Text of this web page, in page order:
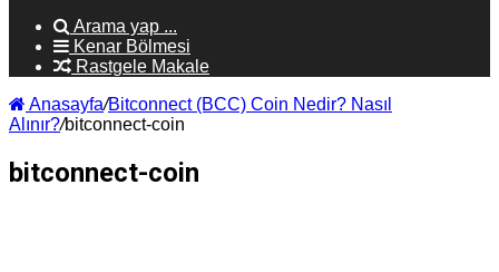
Arama yap ...
Kenar Bölmesi
Rastgele Makale
Anasayfa/Bitconnect (BCC) Coin Nedir? Nasıl
Alınır?/bitconnect-coin
bitconnect-coin